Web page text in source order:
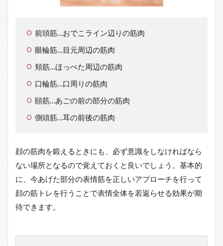
をす
らど
れく
らい
の期
必要
でい
るこ
とで
幸せ
に感
じる
こと
がで
前頭筋…おでこライン辺りの筋肉
眼輪筋…目元周辺の筋肉
頬筋…ほっぺた周辺の筋肉
口輪筋…口周りの筋肉
頤筋…あごの前の部分の筋肉
側頭筋…耳の前後の筋肉
顔の筋肉を鍛えるときにも、必ず意識をしなければなら
ない場所となるので覚えておくと良いでしょう。基本的
に、今あげた部分の表情筋を正しいアプローチを行って
顔の筋トレを行うことで表情全体を若返らせる効果が期
待できます。